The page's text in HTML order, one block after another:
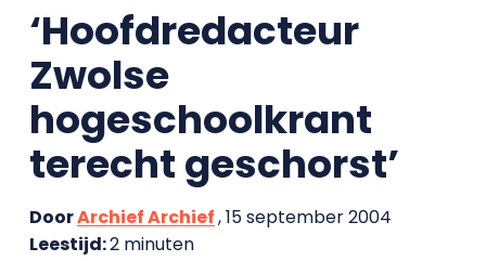
‘Hoofdredacteur
Zwolse
hogeschoolkrant
terecht geschorst’
DoorArchief Archief, 15 september 2004
Leestijd:2 minuten